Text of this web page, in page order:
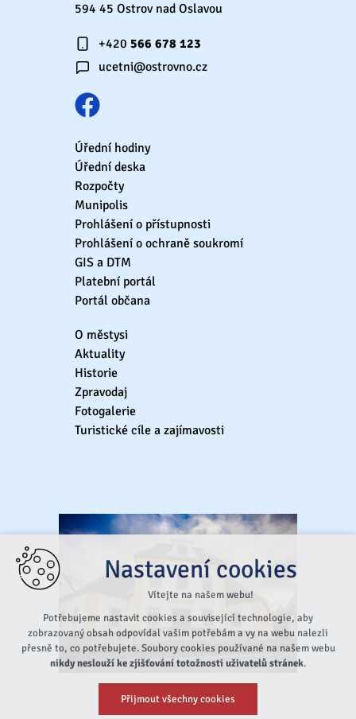
594 45 Ostrov nad Oslavou
+420 566 678 123
ucetni@ostrovno.cz
Úřední hodiny
Úřední deska
Rozpočty
Munipolis
Prohlášení o přístupnosti
Prohlášení o ochraně soukromí
GIS a DTM
Platební portál
Portál občana
O městysi
Aktuality
Historie
Zpravodaj
Fotogalerie
Turistické cíle a zajímavosti
Nastavení cookies
Vítejte na našem webu!
Potřebujeme nastavit cookies a související technologie, aby
zobrazovaný obsah odpovídal vašim potřebám a vy na webu nalezli
přesně to, co potřebujete. Soubory cookies používané na našem webu
nikdy neslouží ke zjišťování totožnosti uživatelů stránek.
Přijmout všechny cookies